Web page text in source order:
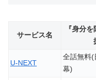
サービス名
『身分
U-NEXT
全話無料(
幕)